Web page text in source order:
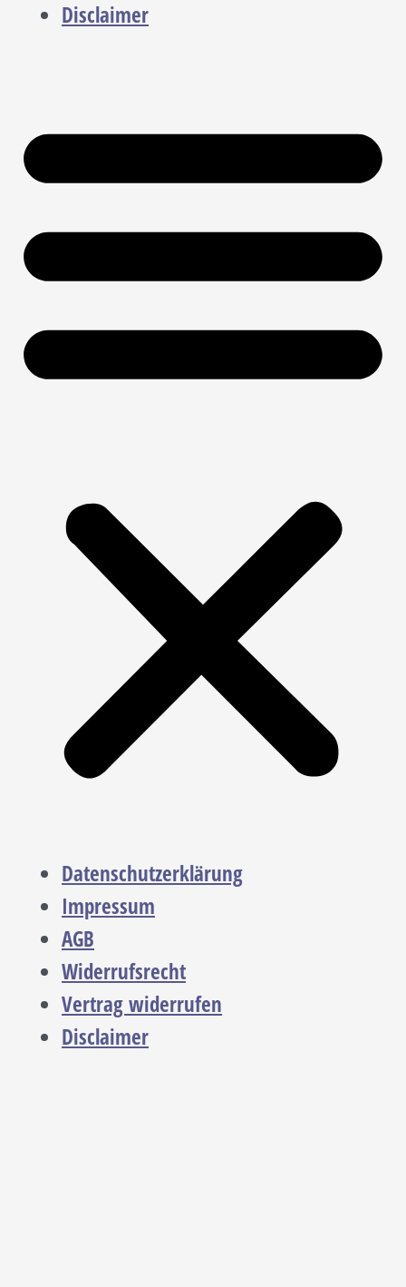
Disclaimer
Datenschutzerklärung
Impressum
AGB
Widerrufsrecht
Vertrag widerrufen
Disclaimer